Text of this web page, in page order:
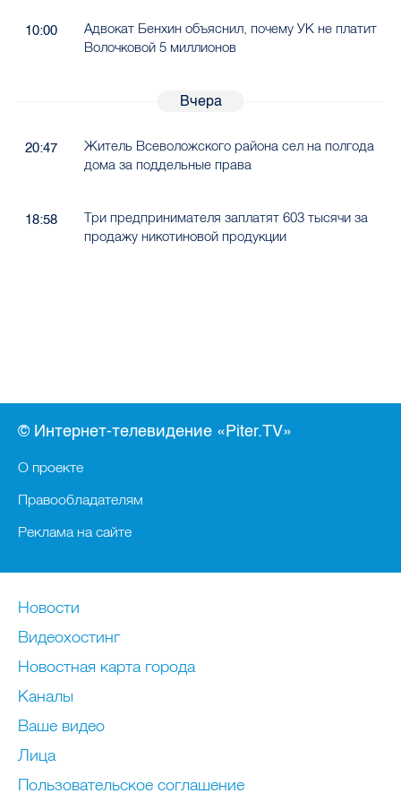
10:00
Адвокат Бенхин объяснил, почему УК не платит
Волочковой 5 миллионов
Вчера
20:47
Житель Всеволожского района сел на полгода
дома за поддельные права
18:58
Три предпринимателя заплатят 603 тысячи за
продажу никотиновой продукции
© Интернет-телевидение «Piter.TV»
О проекте
Правообладателям
Реклама на сайте
Новости
Видеохостинг
Новостная карта города
Каналы
Ваше видео
Лица
Пользовательское соглашение